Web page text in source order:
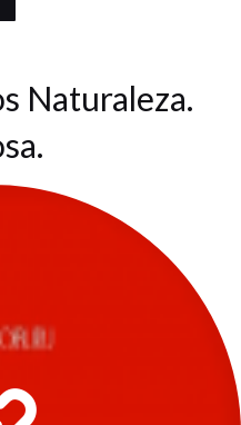
Naturaleza.